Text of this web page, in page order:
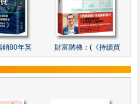
銷80年英 財富階梯：(《持續買